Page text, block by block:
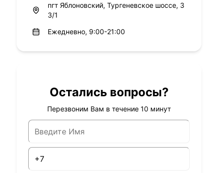
пгт Яблоновский, Тургеневское шоссе, 3
3/1
Ежедневно, 9:00-21:00
Остались вопросы?
Перезвоним Вам в течение 10 минут